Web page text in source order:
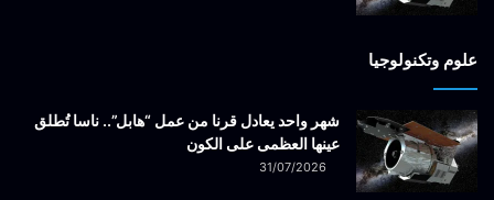
علوم وتكنولوجيا
شهر واحد يعادل قرنا من عمل “هابل”.. ناسا تُطلق
عينها العظمى على الكون
31/07/2026